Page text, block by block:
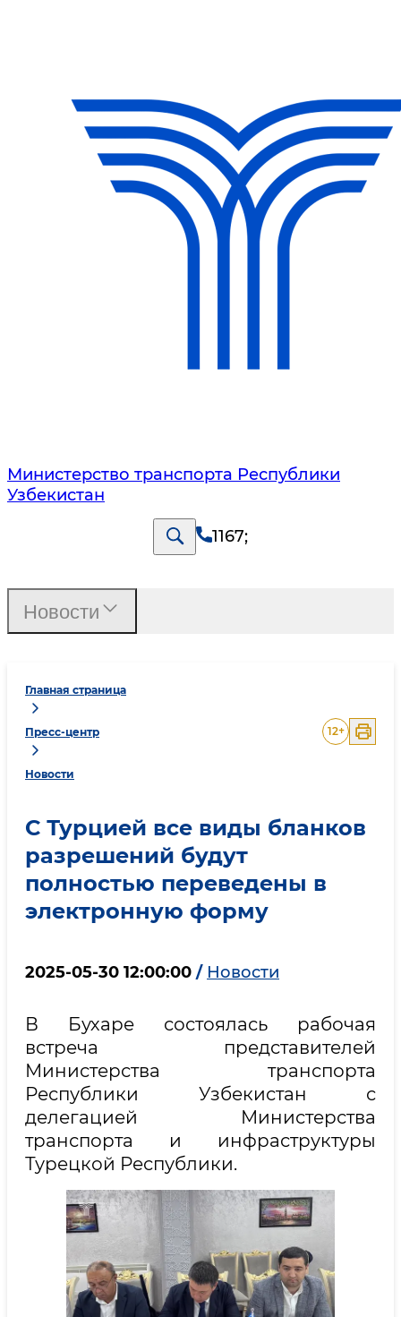
Министерство транспорта Республики
Узбекистан
1167;
Главная страница
Пресс-центр
Новости
12+
С Турцией все виды бланков
разрешений будут
полностью переведены в
электронную форму
2025-05-30 12:00:00 / Новости
В Бухаре состоялась рабочая
встреча представителей
Министерства транспорта
Республики Узбекистан с
делегацией Министерства
транспорта и инфраструктуры
Турецкой Республики.
Новости